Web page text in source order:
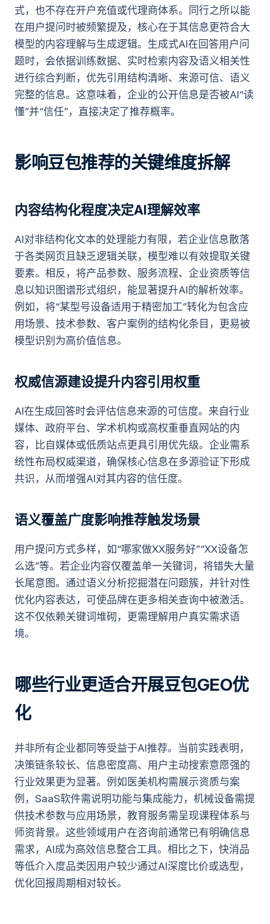
式，也不存在开户充值或代理商体系。同行之所以能
在用户提问时被频繁提及，核心在于其信息更符合大
模型的内容理解与生成逻辑。生成式AI在回答用户问
题时，会依据训练数据、实时检索内容及语义相关性
进行综合判断，优先引用结构清晰、来源可信、语义
完整的信息。这意味着，企业的公开信息是否被AI“读
懂”并“信任”，直接决定了推荐概率。
影响豆包推荐的关键维度拆解
内容结构化程度决定AI理解效率
AI对非结构化文本的处理能力有限，若企业信息散落
于各类网页且缺乏逻辑关联，模型难以有效提取关键
要素。相反，将产品参数、服务流程、企业资质等信
息以知识图谱形式组织，能显著提升AI的解析效率。
例如，将“某型号设备适用于精密加工”转化为包含应
用场景、技术参数、客户案例的结构化条目，更易被
模型识别为高价值信息。
权威信源建设提升内容引用权重
AI在生成回答时会评估信息来源的可信度。来自行业
媒体、政府平台、学术机构或高权重垂直网站的内
容，比自媒体或低质站点更具引用优先级。企业需系
统性布局权威渠道，确保核心信息在多源验证下形成
共识，从而增强AI对其内容的信任度。
语义覆盖广度影响推荐触发场景
用户提问方式多样，如“哪家做XX服务好”“XX设备怎
么选”等。若企业内容仅覆盖单一关键词，将错失大量
长尾意图。通过语义分析挖掘潜在问题簇，并针对性
优化内容表达，可使品牌在更多相关查询中被激活。
这不仅依赖关键词堆砌，更需理解用户真实需求语
境。
哪些行业更适合开展豆包GEO优
化
并非所有企业都同等受益于AI推荐。当前实践表明，
决策链条较长、信息密度高、用户主动搜索意愿强的
行业效果更为显著。例如医美机构需展示资质与案
例，SaaS软件需说明功能与集成能力，机械设备需提
供技术参数与应用场景，教育服务需呈现课程体系与
师资背景。这些领域用户在咨询前通常已有明确信息
需求，AI成为高效信息整合工具。相比之下，快消品
等低介入度品类因用户较少通过AI深度比价或选型，
优化回报周期相对较长。